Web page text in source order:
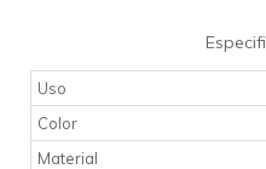
Uso
Color
Material